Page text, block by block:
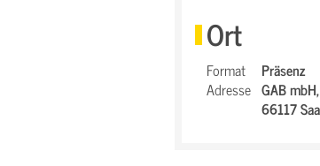
Ort
Format
Präsenz
Adresse GAB mbH,
66117